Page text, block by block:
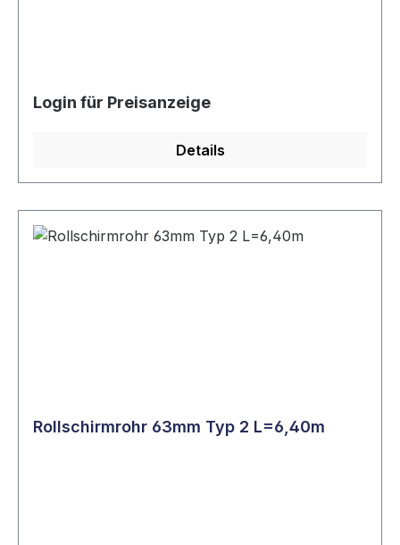
Login für Preisanzeige
Details
Rollschirmrohr 63mm Typ 2 L=6,40m